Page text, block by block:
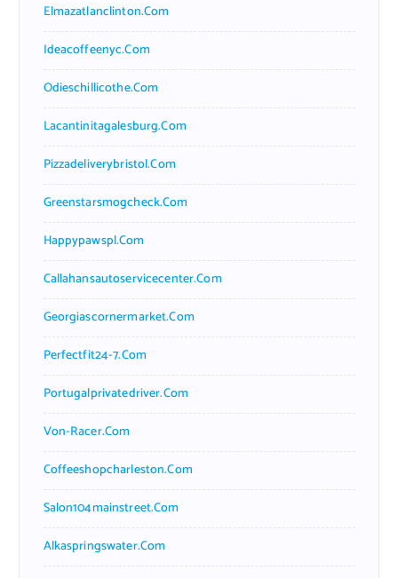
Elmazatlanclinton.com
Ideacoffeenyc.com
Odieschillicothe.com
Lacantinitagalesburg.com
Pizzadeliverybristol.com
Greenstarsmogcheck.com
Happypawspl.com
Callahansautoservicecenter.com
Georgiascornermarket.com
Perfectfit24-7.com
Portugalprivatedriver.com
Von-Racer.com
Coffeeshopcharleston.com
Salon104mainstreet.com
Alkaspringswater.com